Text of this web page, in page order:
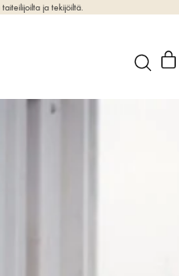
ja tekijöiltä.